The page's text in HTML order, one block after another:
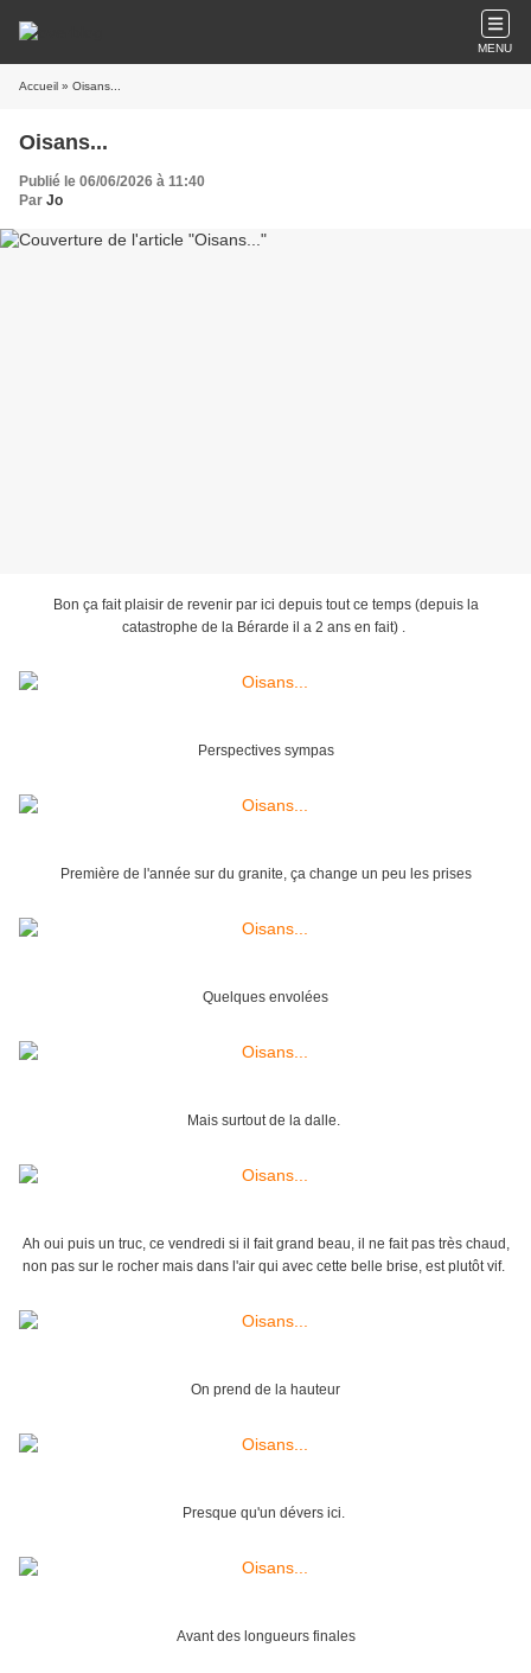
MENU
Accueil » Oisans...
Oisans...
Publié le 06/06/2026 à 11:40
Par Jo
Bon ça fait plaisir de revenir par ici depuis tout ce temps (depuis la
catastrophe de la Bérarde il a 2 ans en fait) .
Perspectives sympas
Première de l'année sur du granite, ça change un peu les prises
Quelques envolées
Mais surtout de la dalle.
Ah oui puis un truc, ce vendredi si il fait grand beau, il ne fait pas très chaud,
non pas sur le rocher mais dans l'air qui avec cette belle brise, est plutôt vif.
On prend de la hauteur
Presque qu'un dévers ici.
Avant des longueurs finales